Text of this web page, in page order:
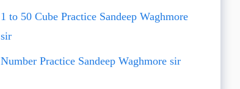
1 to 50 Cube Practice Sandeep Waghmore
sir
Number Practice Sandeep Waghmore sir